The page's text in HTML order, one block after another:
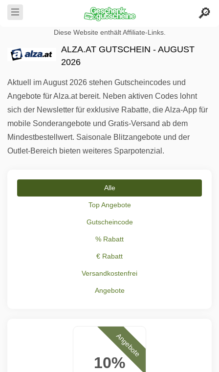
Diese Website enthält Affiliate-Links.
ALZA.AT GUTSCHEIN - AUGUST
2026
Aktuell im August 2026 stehen Gutscheincodes und
Angebote für Alza.at bereit. Neben aktiven Codes lohnt
sich der Newsletter für exklusive Rabatte, die Alza-App für
mobile Sonderangebote und Gratis-Versand ab dem
Mindestbestellwert. Saisonale Blitzangebote und der
Outlet-Bereich bieten weiteres Sparpotenzial.
Alle
Top Angebote
Gutscheincode
% Rabatt
€ Rabatt
Versandkostenfrei
Angebote
10%
Angebote